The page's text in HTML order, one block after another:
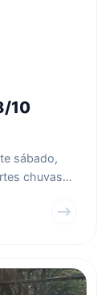
10
sábado,
chuvas